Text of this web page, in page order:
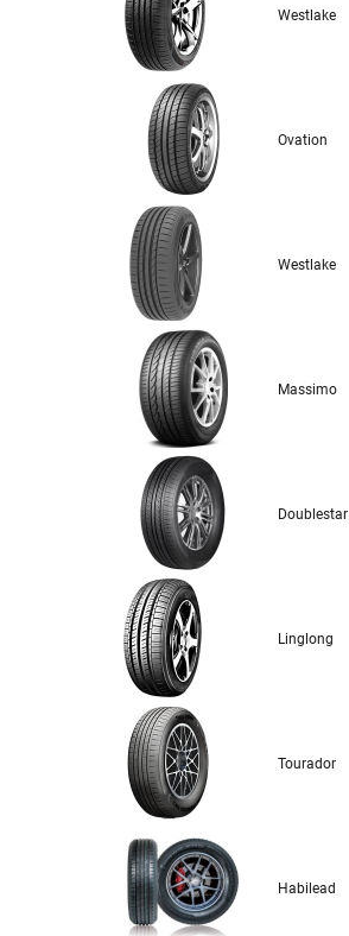
Westlake
Ovation
Westlake
Massimo
Doublestar
Linglong
Tourador
Habilead